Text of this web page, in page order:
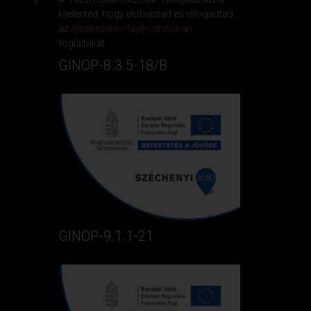
kijelented, hogy elolvastad és elfogadtad
az Adatkezelési tájékoztatóban
foglaltakat.
GINOP-8.3.5-18/B
GINOP-9.1.1-21